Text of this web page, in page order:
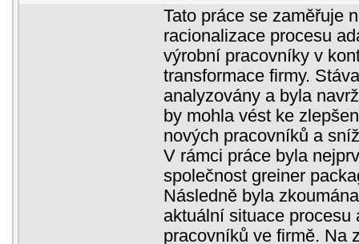
Tato práce se zaměřuje
racionalizace procesu
výrobní pracovníky v
transformace firmy.
analyzovány a byla
by mohla vést ke
nových pracovníků a
V rámci práce byla
společnost greiner
Následně byla
aktuální situace procesu
pracovníků ve firmě. Na